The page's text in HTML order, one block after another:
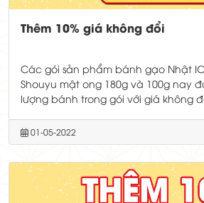
Thêm 10% giá không đổi
Các gói sản phẩm bánh gạo Nhật
Shouyu mật ong 180g và 100g nay
lượng bánh trong gói với giá không
01-05-2022